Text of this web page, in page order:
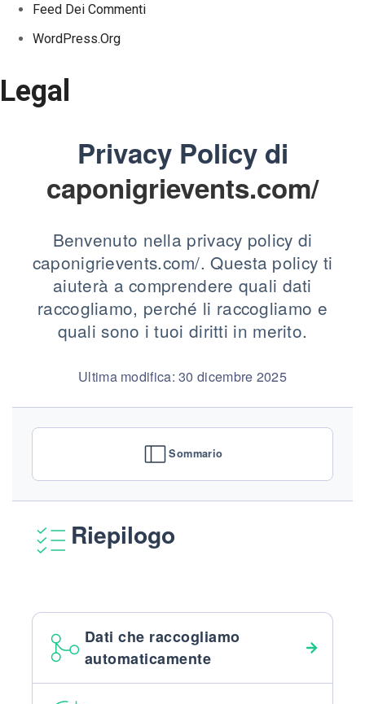
Feed Dei Commenti
WordPress.org
Legal
Privacy Policy di
caponigrievents.com/
Benvenuto nella privacy policy di
caponigrievents.com/. Questa policy ti
aiuterà a comprendere quali dati
raccogliamo, perché li raccogliamo e
quali sono i tuoi diritti in merito.
Ultima modifica: 30 dicembre 2025
Sommario
Riepilogo
Dati che raccogliamo
automaticamente